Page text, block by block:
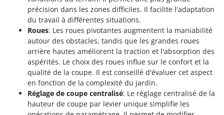
Weber
WIDU
Wiper EcoRobot
Wolf Garten
Wortex
Worx
précision dans les zones difficiles. Il facilite l'adaptation
du travail à différentes situations.
Roues: Les roues pivotantes augmentent la maniabilité
autour des obstacles, tandis que les grandes roues
arrière hautes améliorent la traction et l'absorption des
aspérités. Le choix des roues influe sur le confort et la
qualité de la coupe. Il est conseillé d'évaluer cet aspect
en fonction de la complexité du jardin.
Réglage de coupe centralisé: Le réglage centralisé de la
hauteur de coupe par levier unique simplifie les